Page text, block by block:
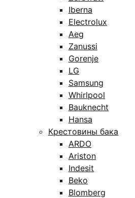
Iberna
Electrolux
Aeg
Zanussi
Gorenje
LG
Samsung
Whirlpool
Bauknecht
Hansa
Крестовины бака
ARDO
Ariston
Indesit
Beko
Blomberg